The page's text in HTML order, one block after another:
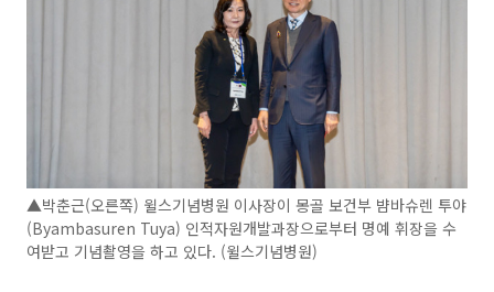
▲박춘근(오른쪽) 윌스기념병원 이사장이 몽골 보건부 뱜바슈렌 투야
(Byambasuren Tuya) 인적자원개발과장으로부터 명예 휘장을 수
여받고 기념촬영을 하고 있다. (윌스기념병원)